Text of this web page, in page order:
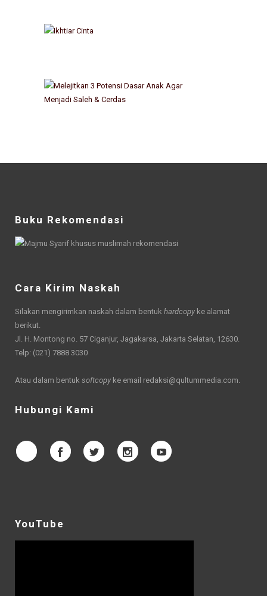
Buku Rekomendasi
Cara Kirim Naskah
Silakan mengirimkan naskah dalam bentuk hardcopy ke alamat
berikut.
Jl. H. Montong no. 57 Ciganjur, Jagakarsa, Jakarta Selatan, 12630.
Telp: (021) 7888 3030
Atau dalam bentuk softcopy ke email redaksi@qultummedia.com
Hubungi Kami
YouTube